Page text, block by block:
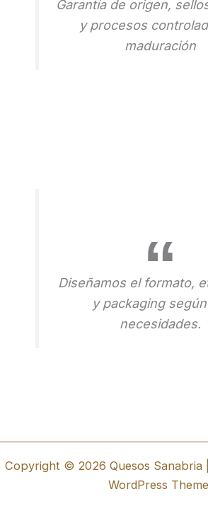
Garantía de origen,
y procesos
maduración
Diseñamos el formato,
y packaging
necesidades.
Copyright © 2026 Quesos Sanabria
WordPress Theme